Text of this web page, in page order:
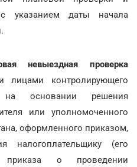
указанием даты начала
невыездная проверка
лицами контролирующего
на основании решения
или уполномоченного
оформленного приказом,
(его
приказа о проведении